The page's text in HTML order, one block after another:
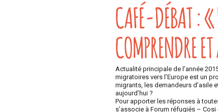
CAFÉ-DÉBAT : «
COMPRENDRE
Actualité principale de l’année
migratoires vers l’Europe est un
migrants, les demandeurs d’asile
aujourd’hui ?
Pour apporter les réponses à
s’associe à Forum réfugiés –